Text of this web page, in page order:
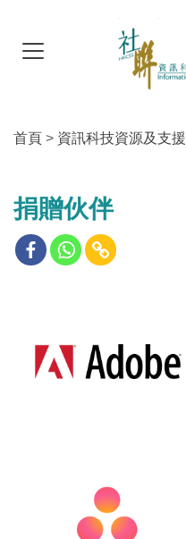
首頁 > 資訊科技資源及支援
捐贈伙伴